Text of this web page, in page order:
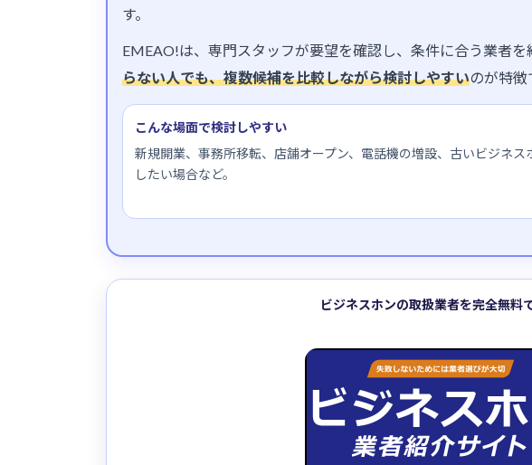
す。
EMEAO!は、専門スタッフが要望を確認し、条件に合う業者を
らない人でも、複数候補を比較しながら検討しやすいのが特徴
こんな場面で検討しやすい
新規開業、事務所移転、店舗オープン、電話機の増設、古いビジネ
したい場合など。
ビジネスホンの取扱業者を完全無料